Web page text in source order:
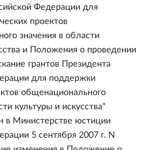
Федерации для
проектов
значения в области
и Положения о проведении
грантов Президента
для поддержки
общенационального
культуры и искусства"
в Министерстве юстиции
5 сентября 2007 г. N